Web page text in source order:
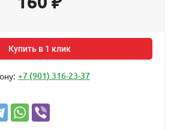
Купить в 1 клик
+7 (901) 316-23-37